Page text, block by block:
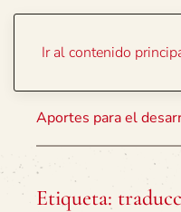
Ir al contenido
Aportes para el
Etiqueta: